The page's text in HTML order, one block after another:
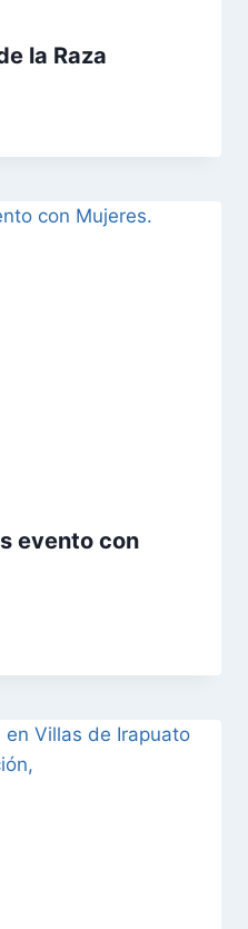
la Raza
evento con